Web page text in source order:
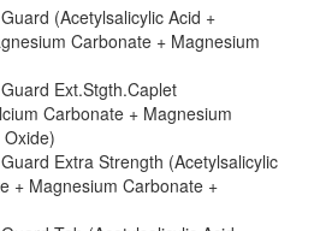
(Acetylsalicylic Acid +
Carbonate + Magnesium
Ext.Stgth.Caplet
Carbonate + Magnesium
Extra Strength (Acetylsalicylic
+ Magnesium Carbonate +